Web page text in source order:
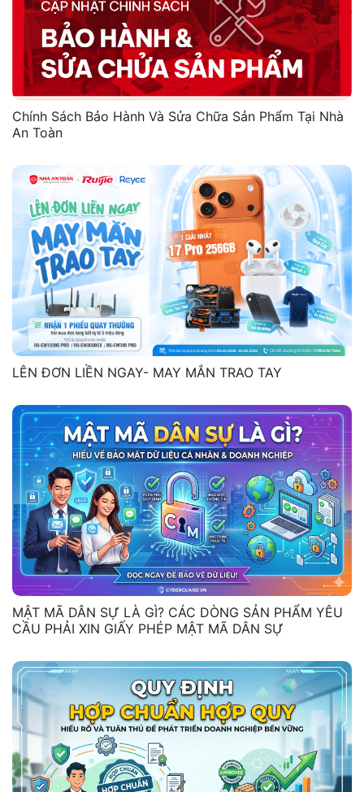
Chính Sách Bảo Hành Và Sửa Chữa Sản Phẩm Tại Nhà
An Toàn
LÊN ĐƠN LIỀN NGAY- MAY MẮN TRAO TAY
MẬT MÃ DÂN SỰ LÀ GÌ? CÁC DÒNG SẢN PHẨM YÊU
CẦU PHẢI XIN GIẤY PHÉP MẬT MÃ DÂN SỰ